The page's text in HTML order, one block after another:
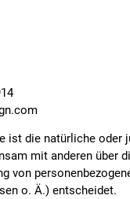
ist die natürliche oder
mit anderen über
von
o. Ä.) entscheidet.